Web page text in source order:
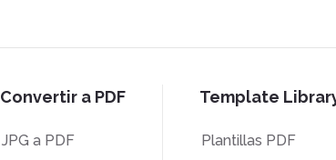
Convertir a PDF
JPG a PDF
Template
Plantillas PDF